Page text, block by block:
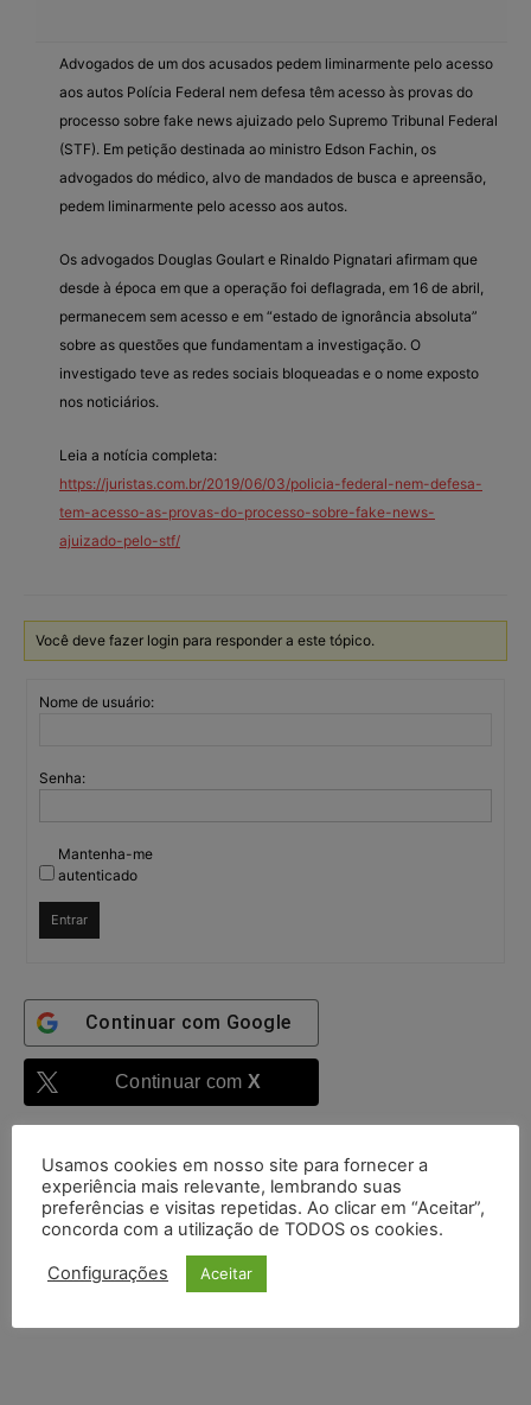
Advogados de um dos acusados pedem liminarmente pelo acesso
aos autos Polícia Federal nem defesa têm acesso às provas do
processo sobre fake news ajuizado pelo Supremo Tribunal Federal
(STF). Em petição destinada ao ministro Edson Fachin, os
advogados do médico, alvo de mandados de busca e apreensão,
pedem liminarmente pelo acesso aos autos.
Os advogados Douglas Goulart e Rinaldo Pignatari afirmam que
desde à época em que a operação foi deflagrada, em 16 de abril,
permanecem sem acesso e em “estado de ignorância absoluta”
sobre as questões que fundamentam a investigação. O
investigado teve as redes sociais bloqueadas e o nome exposto
nos noticiários.
Leia a notícia completa:
https://juristas.com.br/2019/06/03/policia-federal-nem-defesa-
tem-acesso-as-provas-do-processo-sobre-fake-news-
ajuizado-pelo-stf/
Você deve fazer login para responder a este tópico.
Nome de usuário:
Senha:
Mantenha-me
autenticado
Entrar
Continuar com Google
Continuar com X
Usamos cookies em nosso site para fornecer a
experiência mais relevante, lembrando suas
preferências e visitas repetidas. Ao clicar em “Aceitar”,
concorda com a utilização de TODOS os cookies.
Configurações Aceitar